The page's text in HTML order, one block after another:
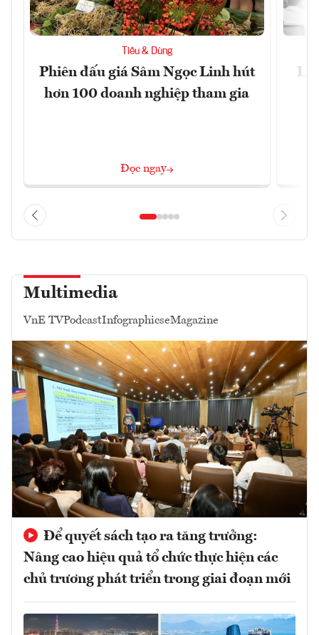
Tiêu & Dùng
Phiên đấu giá Sâm Ngọc Linh hút
hơn 100 doanh nghiệp tham gia
Đọc ngay
Multimedia
VnE TVPodcastInfographicseMagazine
Để quyết sách tạo ra tăng trưởng:
Nâng cao hiệu quả tổ chức thực hiện các
chủ trương phát triển trong giai đoạn mới